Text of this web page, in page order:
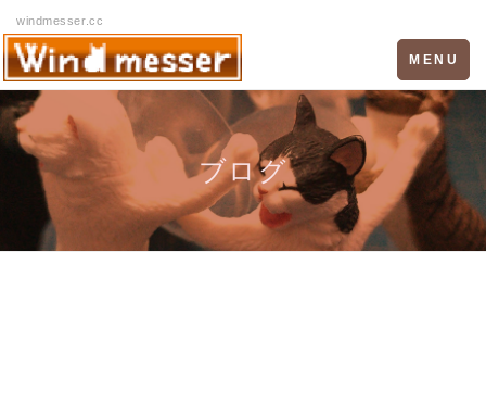
windmesser.cc
Toggle
navigation
MENU
ブログ